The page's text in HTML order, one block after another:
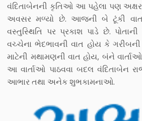
વંદિતાબેનની કૃતિઓ આ પહેલા પણ
અવસર મળ્યો છે. આજની બે ટૂંકી
વસ્તુસ્થિતિ પર પ્રકાશ પાડે છે.
વચ્ચેના ભેદભાવની વાત હોય કે ગરીબની
માટેની મથામણની વાત હોય, બંને
આ વાર્તાઓ પાઠવવા બદલ વંદિતાબેન
આભાર તથા અનેક શુભકામનાઓ.